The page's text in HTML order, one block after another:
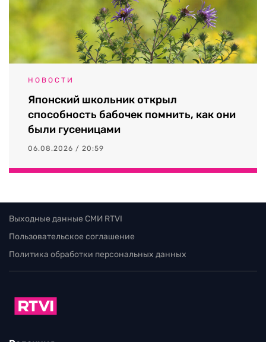
НОВОСТИ
Японский школьник открыл
способность бабочек помнить, как они
были гусеницами
06.08.2026 / 20:59
Выходные данные СМИ RTVI
Пользовательское соглашение
Политика обработки персональных данных